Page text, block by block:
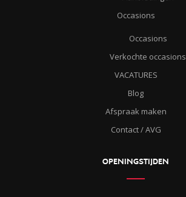
Occasions
Occasions
Verkochte occasions
VACATURES
Blog
Afspraak maken
Contact / AVG
OPENINGSTIJDEN